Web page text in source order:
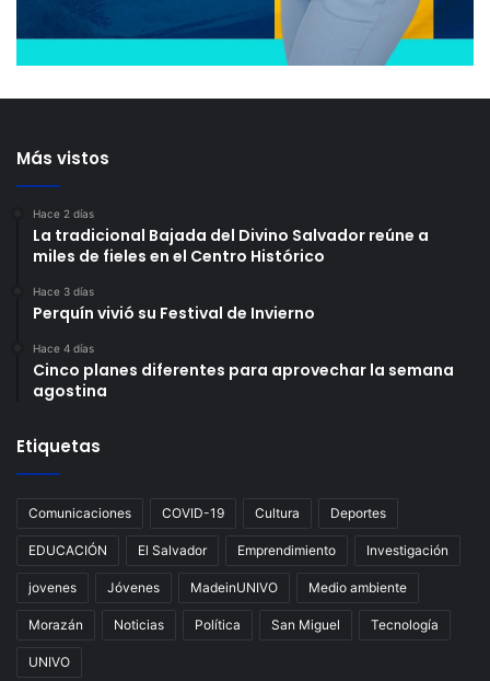
Más vistos
Hace 2 días
La tradicional Bajada del Divino Salvador reúne a
miles de fieles en el Centro Histórico
Hace 3 días
Perquín vivió su Festival de Invierno
Hace 4 días
Cinco planes diferentes para aprovechar la semana
agostina
Etiquetas
Comunicaciones COVID-19 Cultura Deportes
EDUCACIÓN El Salvador Emprendimiento Investigación
jovenes Jóvenes MadeinUNIVO Medio ambiente
Morazán Noticias Política San Miguel Tecnología
UNIVO